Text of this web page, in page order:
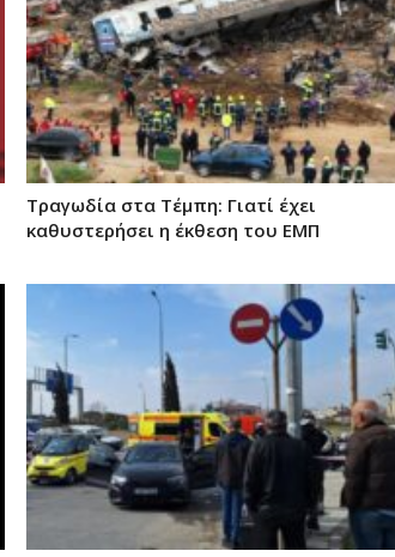
Τραγωδία στα Τέμπη: Γιατί έχει
καθυστερήσει η έκθεση του ΕΜΠ